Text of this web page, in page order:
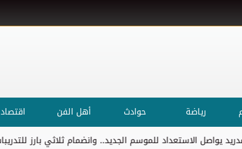
رياضة حوادث أهل الفن اقتصاد
الاستعداد للموسم الجديد.. وانضمام ثلاثي بارز للتدريبات